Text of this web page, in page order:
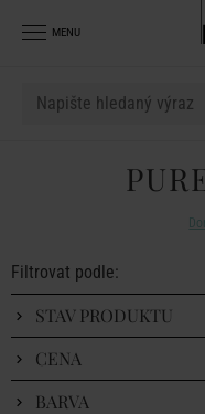
MENU
Filtrovat podle:
STAV PRODUKTU
CENA
BARVA